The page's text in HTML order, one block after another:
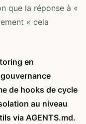
que la réponse à «
« cela
en
de hooks de cycle
au niveau
via AGENTS.md.